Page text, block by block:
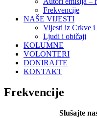
Frekvencije
NAŠE VIJESTI
Vijesti iz Crkve i
Ljudi i običaji
KOLUMNE
VOLONTERI
DONIRAJTE
KONTAKT
Frekvencije
Slušajte